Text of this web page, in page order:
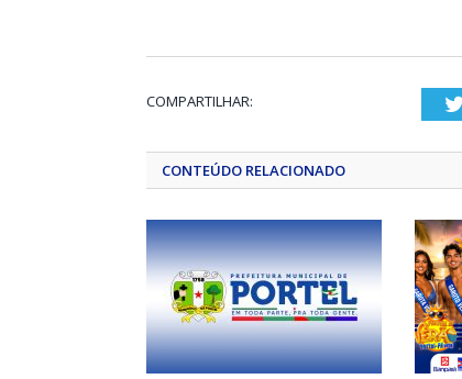
COMPARTILHAR:
CONTEÚDO RELACIONADO